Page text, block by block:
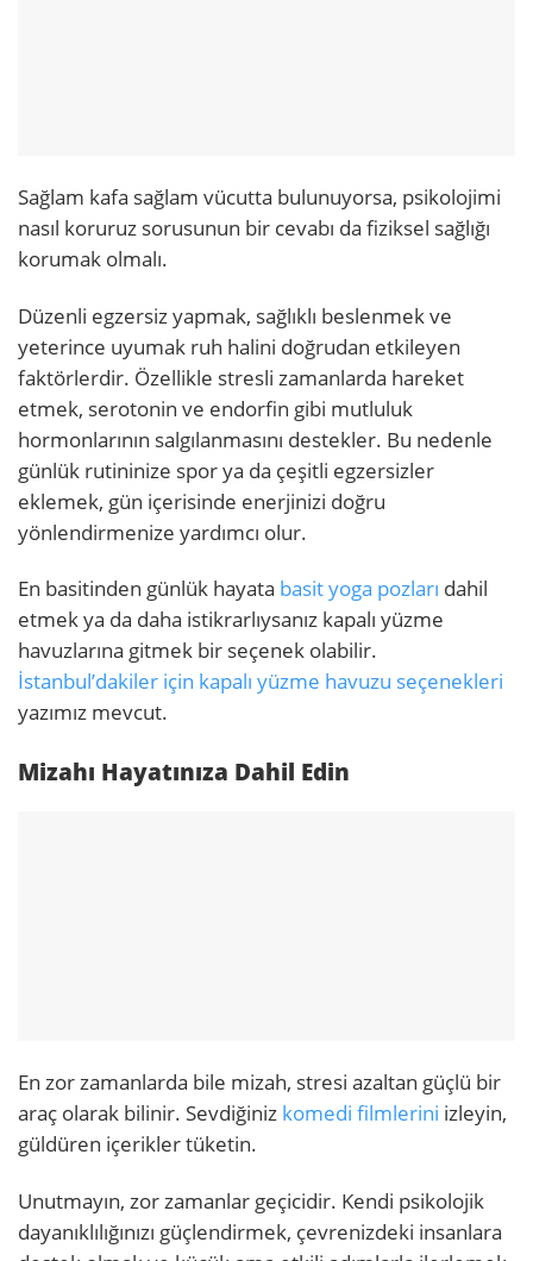
Sağlam kafa sağlam vücutta bulunuyorsa, psikolojimi
nasıl koruruz sorusunun bir cevabı da fiziksel sağlığı
korumak olmalı.
Düzenli egzersiz yapmak, sağlıklı beslenmek ve
yeterince uyumak ruh halini doğrudan etkileyen
faktörlerdir. Özellikle stresli zamanlarda hareket
etmek, serotonin ve endorfin gibi mutluluk
hormonlarının salgılanmasını destekler. Bu nedenle
günlük rutininize spor ya da çeşitli egzersizler
eklemek, gün içerisinde enerjinizi doğru
yönlendirmenize yardımcı olur.
En basitinden günlük hayata basit yoga pozları dahil
etmek ya da daha istikrarlıysanız kapalı yüzme
havuzlarına gitmek bir seçenek olabilir.
İstanbul’dakiler için kapalı yüzme havuzu seçenekleri
yazımız mevcut.
Mizahı Hayatınıza Dahil Edin
En zor zamanlarda bile mizah, stresi azaltan güçlü bir
araç olarak bilinir. Sevdiğiniz komedi filmlerini izleyin,
güldüren içerikler tüketin.
Unutmayın, zor zamanlar geçicidir. Kendi psikolojik
dayanıklılığınızı güçlendirmek, çevrenizdeki insanlara